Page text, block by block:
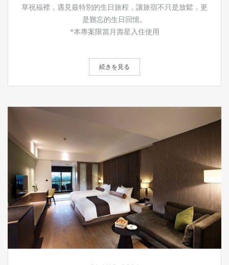
草祝福裡，遇見最特別的生日旅程，讓旅宿不只是放鬆，更
是難忘的生日回憶。
*本專案限當月壽星入住使用
続きを見る